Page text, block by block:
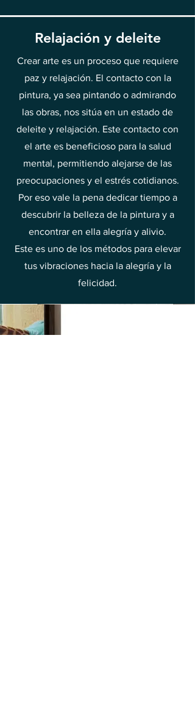
Relajación y deleite
Crear arte es un proceso que requiere
paz y relajación. El contacto con la
pintura, ya sea pintando o admirando
las obras, nos sitúa en un estado de
deleite y relajación. Este contacto con
el arte es beneficioso para la salud
mental, permitiendo alejarse de las
preocupaciones y el estrés cotidianos.
Por eso vale la pena dedicar tiempo a
descubrir la belleza de la pintura y a
encontrar en ella alegría y alivio.
Este es uno de los métodos para elevar
tus vibraciones hacia la alegría y la
felicidad.